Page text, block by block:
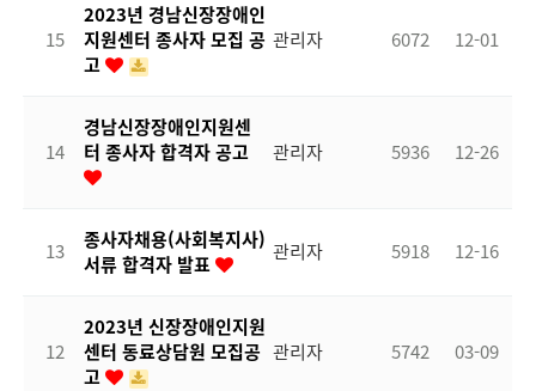
15
2023년 경남신장장애인
지원센터 종사자 모집 공
고
관리자 6072 12-01
14
경남신장장애인지원센
터 종사자 합격자 공고
관리자 5936 12-26
13
종사자채용(사회복지사)
서류 합격자 발표
관리자 5918 12-16
12
2023년 신장장애인지원
센터 동료상담원 모집공
고
관리자 5742 03-09